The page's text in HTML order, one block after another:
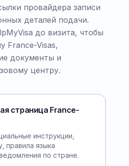
провайдера записи
деталей подачи.
до визита, чтобы
France-Visas,
документы и
центру.
страница France-
инструкции,
правила языка
по стране.